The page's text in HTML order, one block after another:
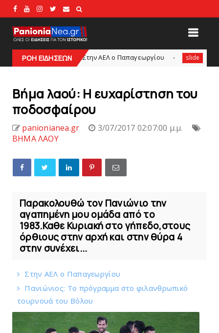
ΡΟΗ ΕΙΔΗΣΕΩΝ
Στην AEΛ ο Παπαγεωργίου slide Πανιώνιoς: Tο
Βήμα λαού: Η ευχαρίστηση του
ποδοσφαίρου
panionianea.gr
3/07/2017 02:07:00 μ.μ.
ΒΗΜΑ ΛΑΟΥ
Παρακολουθώ τον Πανιώνιο την
αγαπημένη μου ομάδα από το
1983.Καθε Κυριακή στο γήπεδο,στους
όρθιους στην αρχή και στην θύρα 4
στην συνέχει...
Στην AEΛ ο Παπαγεωργίου
Πανιώνιoς: Tο πρόγραμμα στο φιλανθρωπικό
τουρνουά του Bόλου